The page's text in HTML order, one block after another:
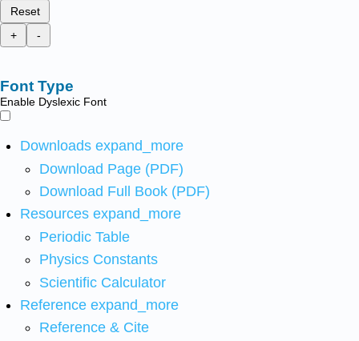
Reset
+
-
Font Type
Enable Dyslexic Font
Downloads expand_more
Download Page (PDF)
Download Full Book (PDF)
Resources expand_more
Periodic Table
Physics Constants
Scientific Calculator
Reference expand_more
Reference & Cite